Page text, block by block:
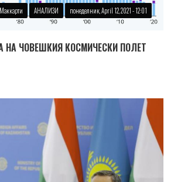
АНАЛИЗИ понеделник, April 12, 2021 - 12:01
НА ЧОВЕШКИЯ КОСМИЧЕСКИ ПОЛЕТ